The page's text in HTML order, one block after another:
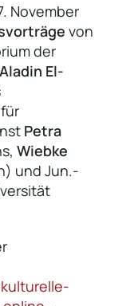
November
von
der
Aladin El-
Petra
Wiebke
und Jun.-